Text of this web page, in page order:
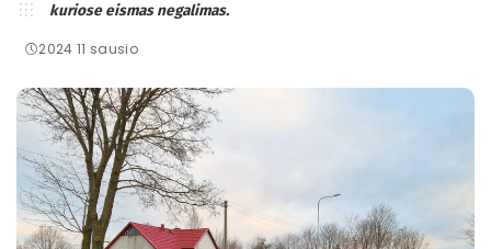
kuriose eismas negalimas.
2024 11 sausio